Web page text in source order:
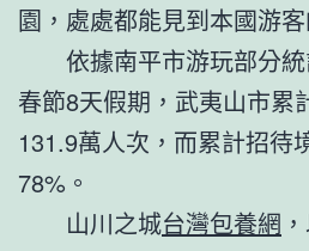
園，處處都能見到本國游客
依據南平市游玩部分
春節8天假期，武夷山市累
131.9萬人次，而累計招待
78%。
山川之城台灣包養網